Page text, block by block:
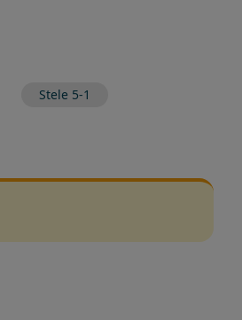
Stele 5-1